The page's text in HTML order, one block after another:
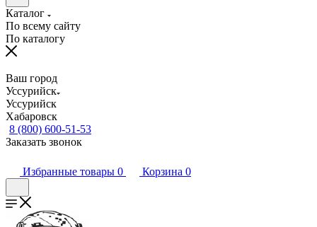
Каталог
По всему сайту
По каталогу
Ваш город
Уссурийск
Уссурийск
Хабаровск
8 (800) 600-51-53
Заказать звонок
Избранные товары 0 Корзина 0